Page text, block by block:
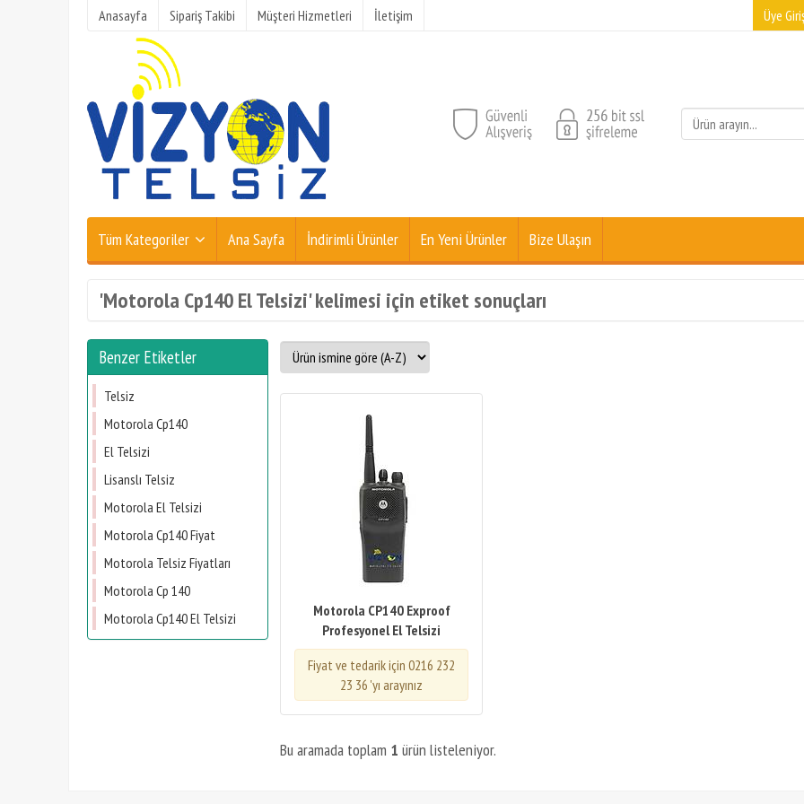
Anasayfa Sipariş Takibi Müşteri Hizmetleri İletişim Üye
Tüm Kategoriler Ana Sayfa İndirimli Ürünler En Yeni Ürünler Bize Ulaşın
'Motorola Cp140 El Telsizi' kelimesi için etiket sonuçları
Benzer Etiketler
Telsiz
Motorola Cp140
El Telsizi
Lisanslı Telsiz
Motorola El Telsizi
Motorola Cp140 Fiyat
Motorola Telsiz Fiyatları
Motorola Cp 140
Motorola Cp140 El Telsizi
Motorola CP140 Exproof
Profesyonel El Telsizi
Fiyat ve tedarik için 0216 232
23 36 'yı arayınız
Bu aramada toplam 1 ürün listeleniyor.